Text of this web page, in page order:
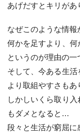
あげだすとキリがあ
なぜこのような情報
何かを足すより、何
というのが理由の一
そして、今ある生
より取組やすさもあ
しかしいくら取り
もダメとなると…
段々と生活が窮屈に